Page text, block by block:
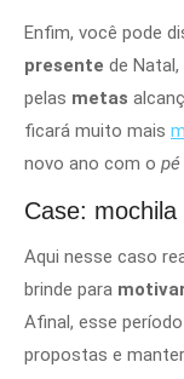
Enfim, você pode
presente de
pelas metas
ficará muito mais
novo ano com o
Case:
Aqui nesse caso
brinde para
Afinal, esse
propostas e